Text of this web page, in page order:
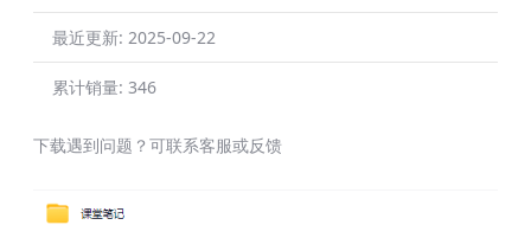
最近更新: 2025-09-22
累计销量: 346
下载遇到问题？可联系客服或反馈